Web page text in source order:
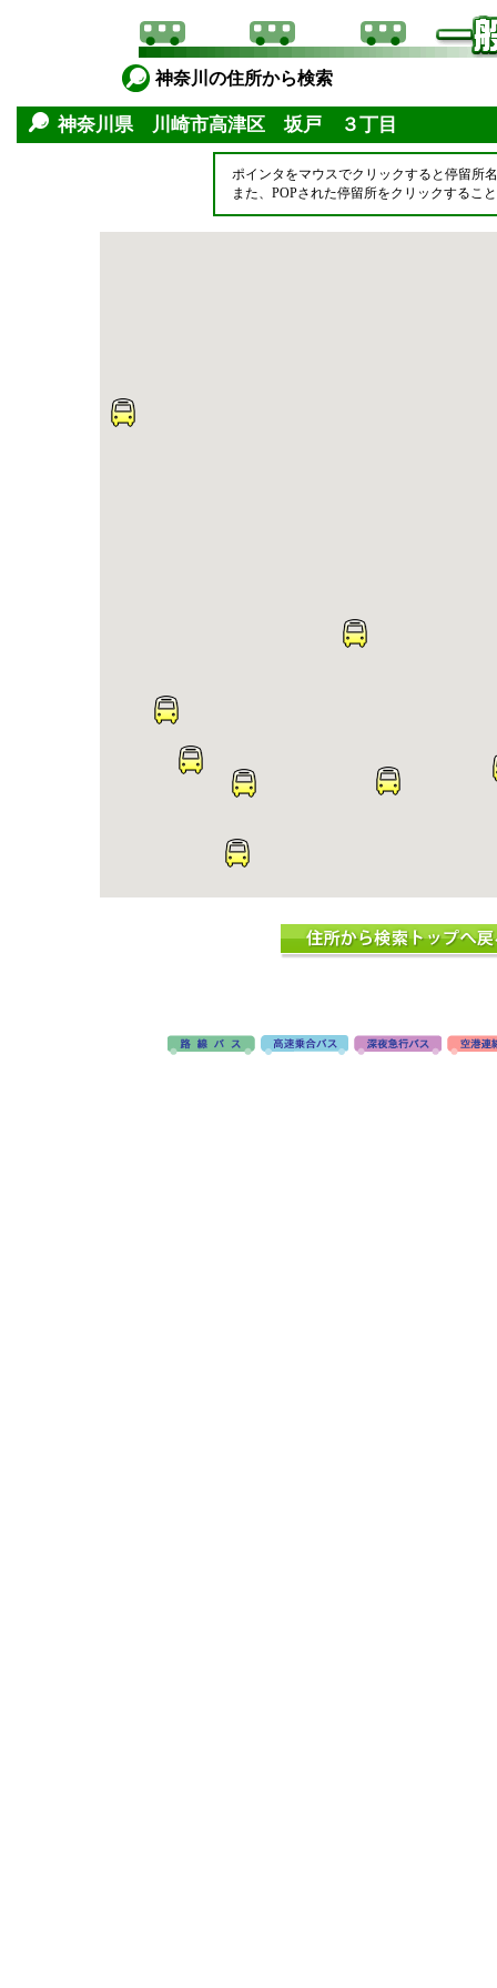
神奈川の住所から検索
神奈川県 川崎市高津区 坂戸 ３丁目
ポインタをマウスでクリックすると停留所
また、POPされた停留所をクリックするこ